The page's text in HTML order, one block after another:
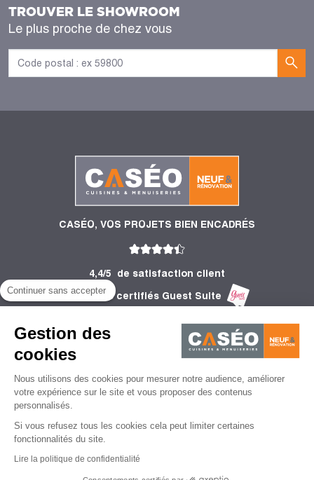
Continuer sans accepter
Gestion des
cookies
Nous utilisons des cookies pour mesurer notre audience, améliorer
votre expérience sur le site et vous proposer des contenus
personnalisés.
Si vous refusez tous les cookies cela peut limiter certaines
fonctionnalités du site.
Lire la politique de confidentialité
TROUVER LE SHOWROOM
Le plus proche de chez vous
CASÉO, VOS PROJETS BIEN ENCADRÉS
4,4/5
de satisfaction client
2 753 Avis certifiés Guest Suite
INFORMATIONS
CONSEILS
Mentions légales